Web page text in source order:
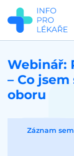
Přejít
hlavnímu
obsahu
Webinář:
– Co
oboru
Záznam